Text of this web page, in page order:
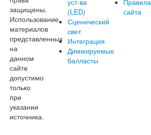
защищены.
Использование
материалов
представленных
на
данном
сайте
допустимо
только
при
указании
источника.
(LED)
Сценический
свет
Интеграция
Диммируемые
балласты
сайта